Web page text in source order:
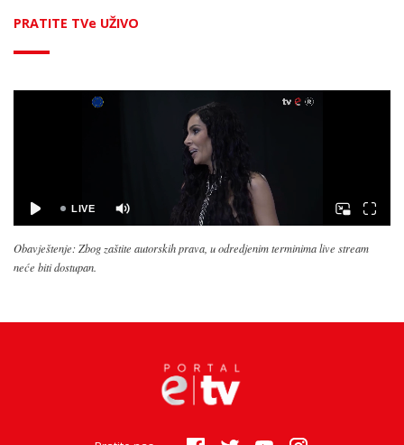
PRATITE TVe UŽIVO
Obavještenje: Zbog zaštite autorskih prava, u odredjenim terminima live stream
neće biti dostupan.